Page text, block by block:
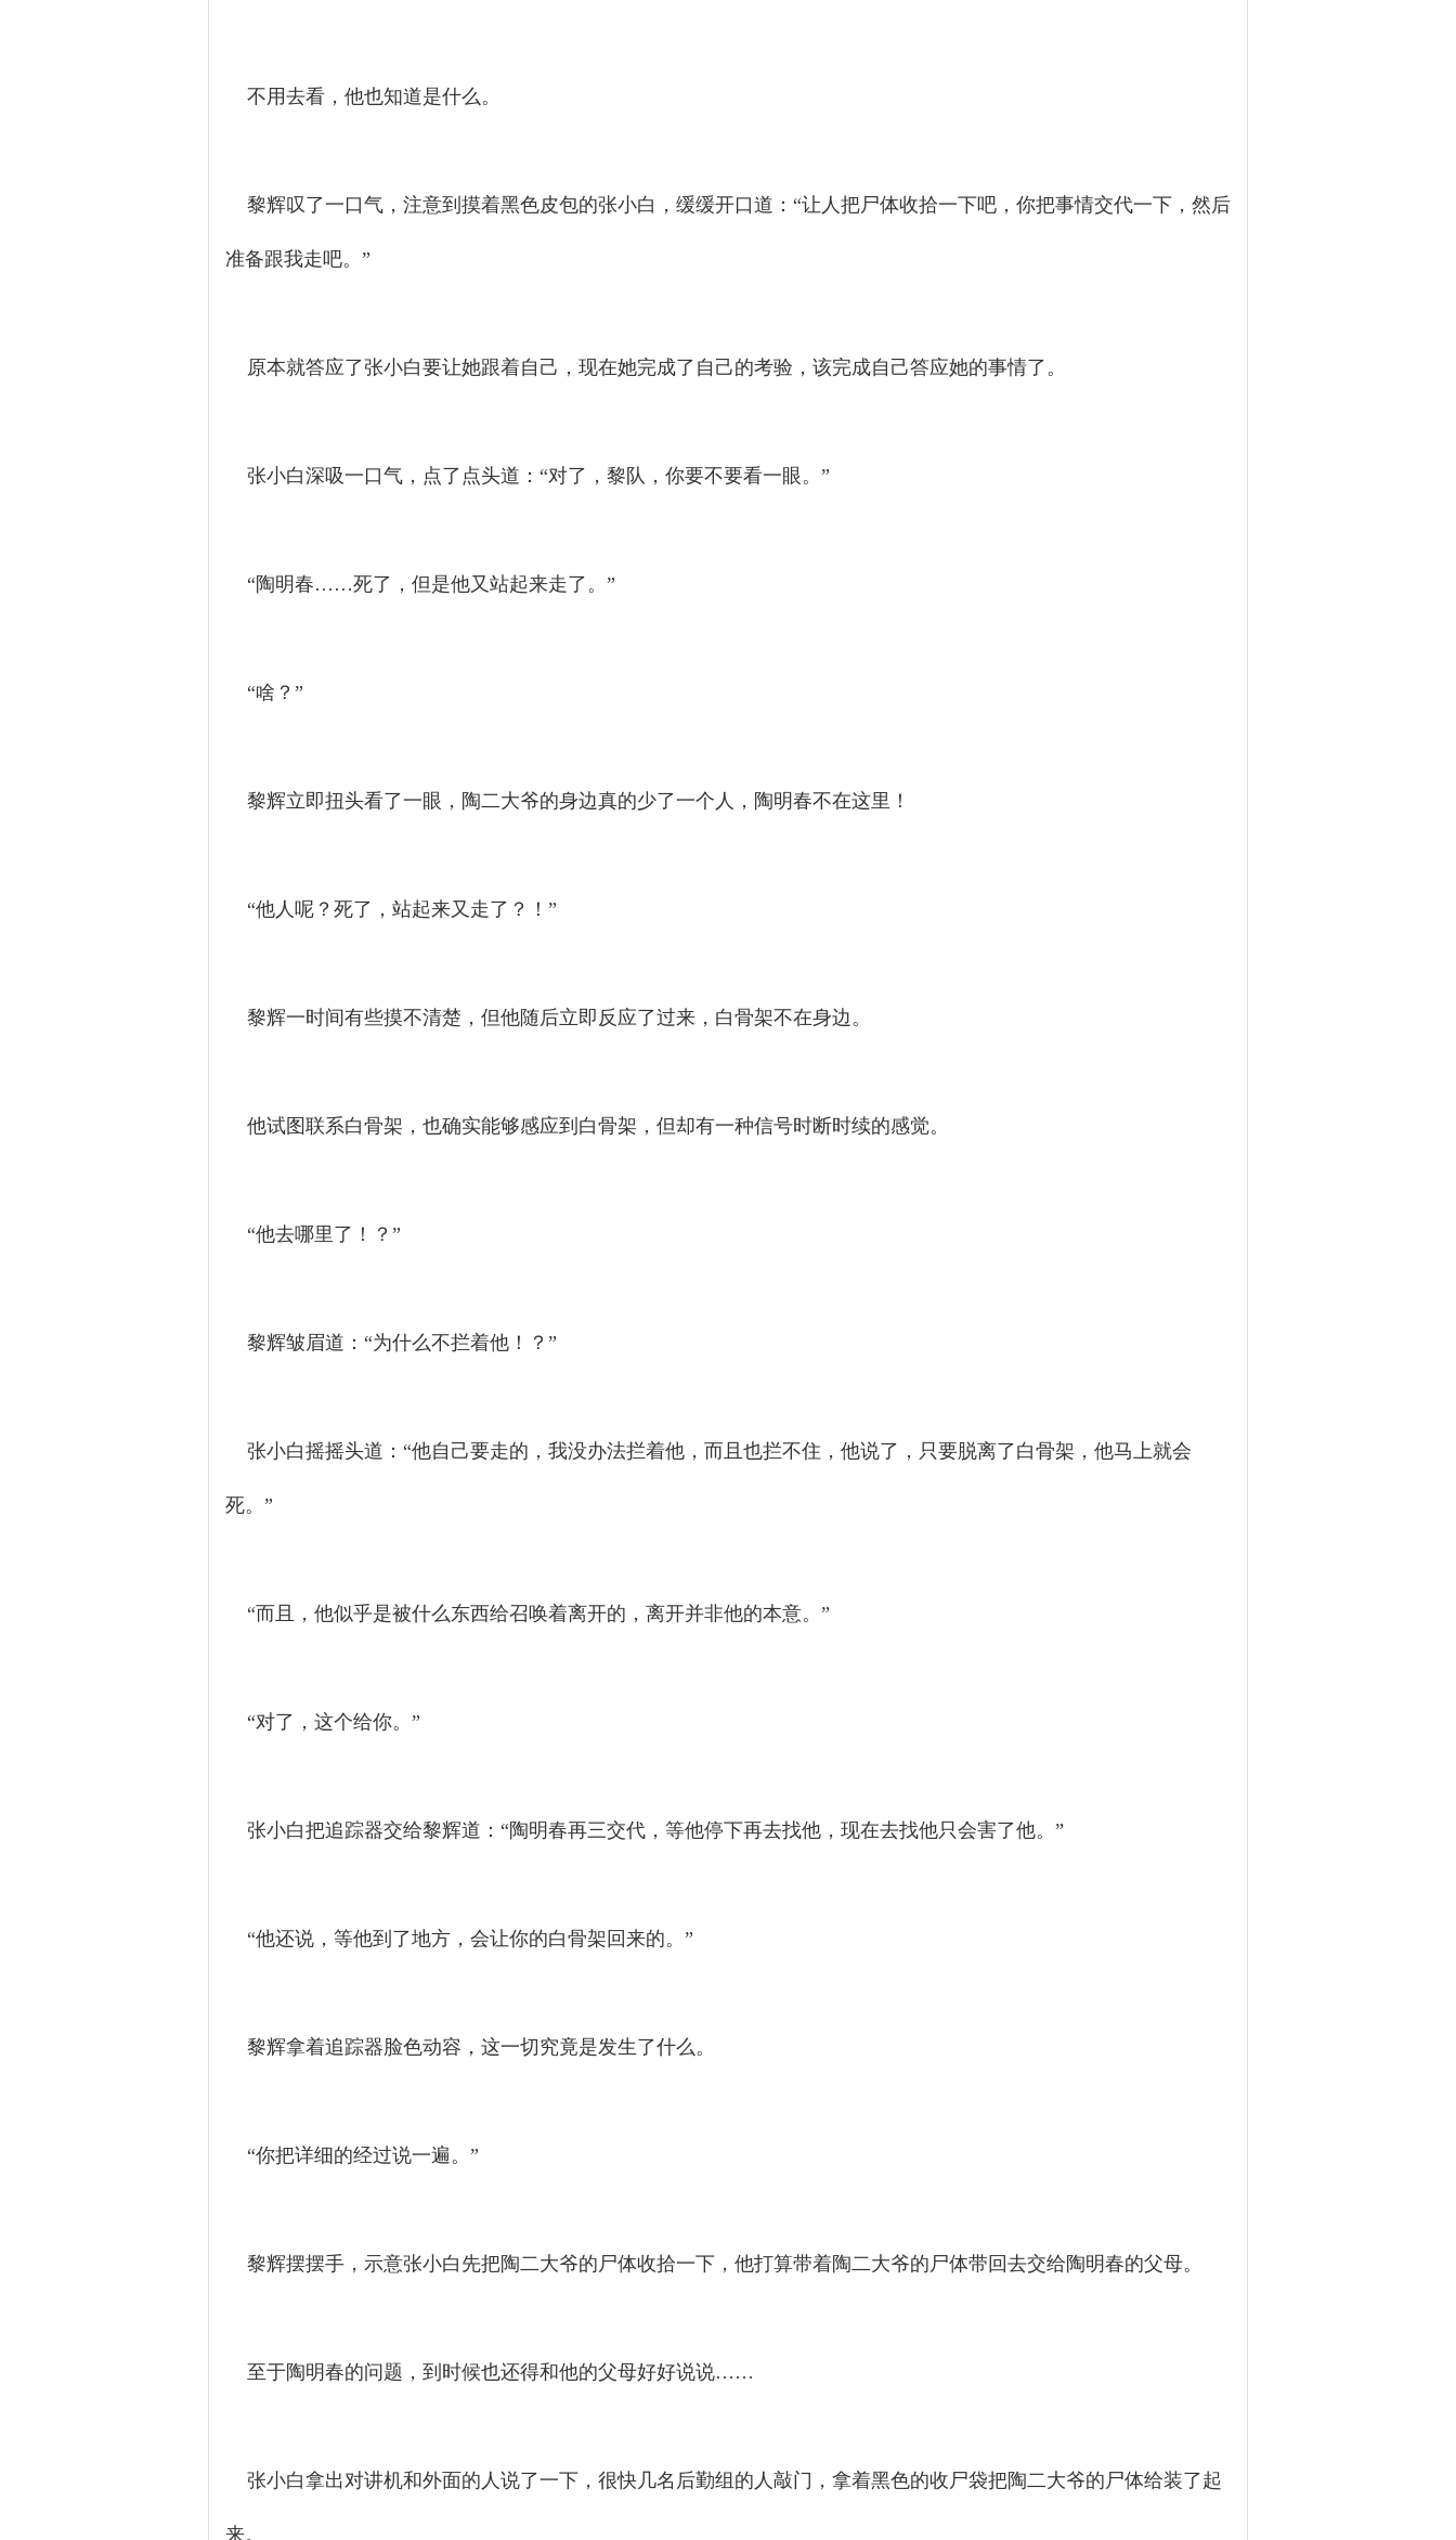
不用去看，他也知道是什么。
黎辉叹了一口气，注意到摸着黑色皮包的张小白，缓缓开口道：“让人把尸体收拾一下吧，你把事情交代一下，然后
准备跟我走吧。”
原本就答应了张小白要让她跟着自己，现在她完成了自己的考验，该完成自己答应她的事情了。
张小白深吸一口气，点了点头道：“对了，黎队，你要不要看一眼。”
“陶明春……死了，但是他又站起来走了。”
“啥？”
黎辉立即扭头看了一眼，陶二大爷的身边真的少了一个人，陶明春不在这里！
“他人呢？死了，站起来又走了？！”
黎辉一时间有些摸不清楚，但他随后立即反应了过来，白骨架不在身边。
他试图联系白骨架，也确实能够感应到白骨架，但却有一种信号时断时续的感觉。
“他去哪里了！？”
黎辉皱眉道：“为什么不拦着他！？”
张小白摇摇头道：“他自己要走的，我没办法拦着他，而且也拦不住，他说了，只要脱离了白骨架，他马上就会
死。”
“而且，他似乎是被什么东西给召唤着离开的，离开并非他的本意。”
“对了，这个给你。”
张小白把追踪器交给黎辉道：“陶明春再三交代，等他停下再去找他，现在去找他只会害了他。”
“他还说，等他到了地方，会让你的白骨架回来的。”
黎辉拿着追踪器脸色动容，这一切究竟是发生了什么。
“你把详细的经过说一遍。”
黎辉摆摆手，示意张小白先把陶二大爷的尸体收拾一下，他打算带着陶二大爷的尸体带回去交给陶明春的父母。
至于陶明春的问题，到时候也还得和他的父母好好说说……
张小白拿出对讲机和外面的人说了一下，很快几名后勤组的人敲门，拿着黑色的收尸袋把陶二大爷的尸体给装了起
来。